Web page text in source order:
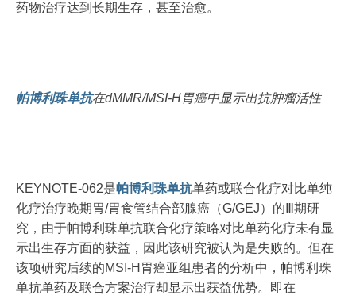
药物治疗达到长期生存，甚至治愈。
帕博利珠单抗在dMMR/MSI-H胃癌中显示出抗肿瘤活性
KEYNOTE-062是帕博利珠单抗单药或联合化疗对比单纯
化疗治疗晚期胃/胃食管结合部腺癌（G/GEJ）的Ⅲ期研
究，由于帕博利珠单抗联合化疗策略对比单药化疗未有显
示出生存方面的获益，因此该研究被认为是失败的。但在
该项研究后续的MSI-H胃癌亚组患者的分析中，帕博利珠
单抗单药及联合方案治疗却显示出获益优势。即在